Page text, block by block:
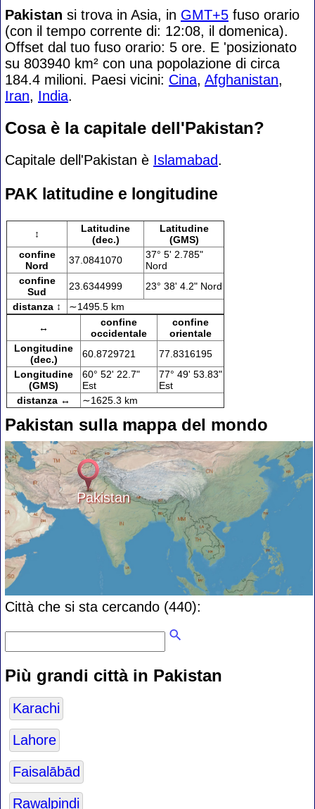
Pakistan si trova in Asia, in GMT+5 fuso orario
(con il tempo corrente di: 12:08, il domenica).
Offset dal tuo fuso orario: 5 ore. E 'posizionato
su 803940 km² con una popolazione di circa
184.4 milioni. Paesi vicini: Cina, Afghanistan,
Iran, India.
Cosa è la capitale dell'Pakistan?
Capitale dell'Pakistan è Islamabad.
PAK latitudine e longitudine
↕
Latitudine
(dec.)
Latitudine
(GMS)
confine
Nord
37.0841070
37° 5' 2.785"
Nord
confine
Sud
23.6344999
23° 38' 4.2" Nord
distanza ↕
∼1495.5 km
↔
confine
occidentale
confine
orientale
Longitudine
(dec.)
60.8729721
77.8316195
Longitudine
(GMS)
60° 52' 22.7"
Est
77° 49' 53.83"
Est
distanza ↔
∼1625.3 km
Pakistan sulla mappa del mondo
Pakistan
Città che si sta cercando (440):
Più grandi città in Pakistan
Karachi
Lahore
Faisalābād
Rawalpindi